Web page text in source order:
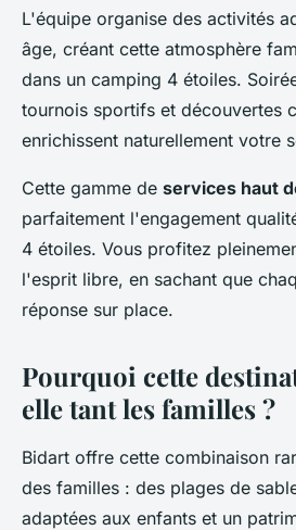
L'équipe organise des activités
âge, créant cette atmosphère
dans un camping 4 étoiles.
tournois sportifs et découvertes
enrichissent naturellement votre
Cette gamme de services haut
parfaitement l'engagement
4 étoiles. Vous profitez
l'esprit libre, en sachant que
réponse sur place.
Pourquoi cette
elle tant les familles ?
Bidart offre cette combinaison
des familles : des plages de
adaptées aux enfants et un